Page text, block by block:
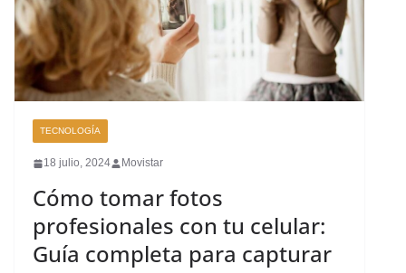
TECNOLOGÍA
18 julio, 2024 Movistar
Cómo tomar fotos
profesionales con tu celular:
Guía completa para capturar